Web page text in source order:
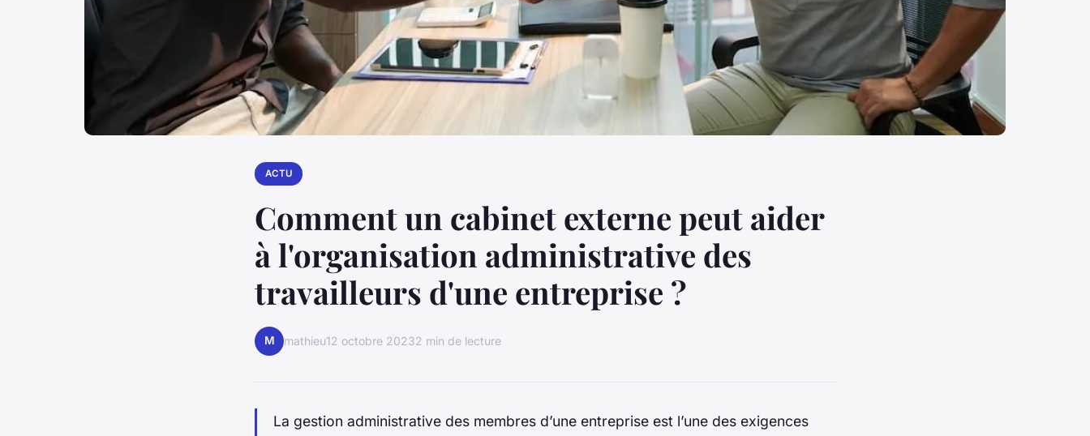
ACTU
Comment un cabinet externe peut aider
à l'organisation administrative des
travailleurs d'une entreprise ?
M mathieu12 octobre 20232 min de lecture
La gestion administrative des membres d’une entreprise est l’une des exigences